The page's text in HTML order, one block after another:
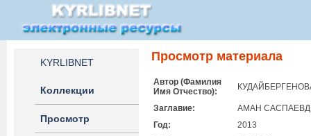
KYRLIBNET
Коллекции
Просмотр
Просмотр материала
Автор (Фамилия
Имя Отчество):
Заглавие:
АМАН
Год:
2013